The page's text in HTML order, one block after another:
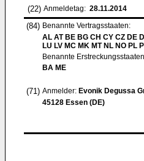
(22) Anmeldetag: 28.11.2014
(84) Benannte Vertragsstaaten:
AL AT BE BG CH CY CZ DE
LU LV MC MK MT NL NO PL
Benannte
BA ME
(71) Anmelder: Evonik Degussa
45128 Essen (DE)